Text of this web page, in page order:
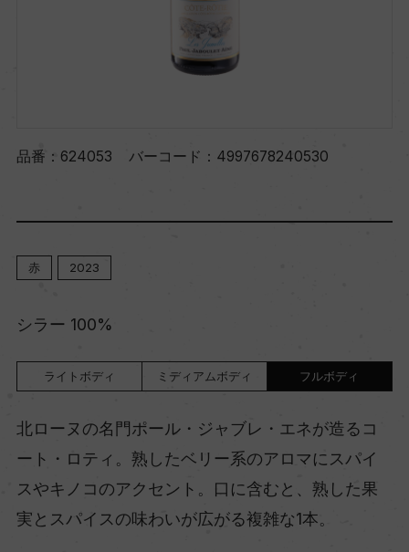
品番： 624053 バーコード： 4997678240530
赤 2023
シラー 100%
ライトボディ ミディアムボディ フルボディ
北ローヌの名門ポール・ジャブレ・エネが造るコ
ート・ロティ。熟したベリー系のアロマにスパイ
スやキノコのアクセント。口に含むと、熟した果
実とスパイスの味わいが広がる複雑な1本。